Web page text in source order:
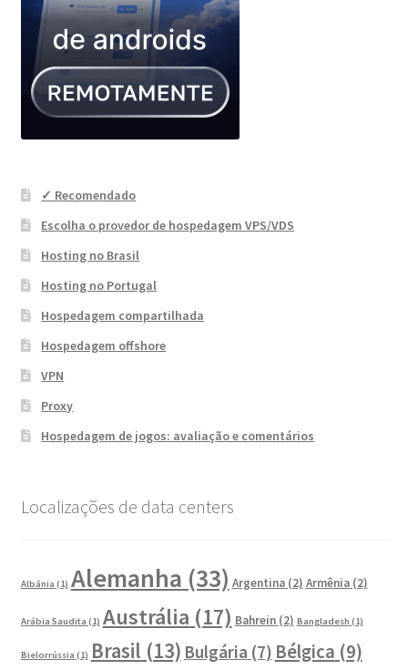
✓ Recomendado
Escolha o provedor de hospedagem VPS/VDS
Hosting no Brasil
Hosting no Portugal
Hospedagem compartilhada
Hospedagem offshore
VPN
Proxy
Hospedagem de jogos: avaliação e comentários
Localizações de data centers
Albânia (1) Alemanha (33) Argentina(2) Armênia(2)
Arábia Saudita (1) Austrália (17) Bahrein(2) Bangladesh (1)
Bielorrússia (1) Brasil (13) Bulgária (7) Bélgica (9)